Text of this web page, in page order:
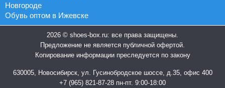
Новгороде
Обувь оптом в Ижевске
2026 © shoes-box.ru: все права защищены.
Предложение не является публичной офертой.
Копирование информации преследуется по закону
630005, Новосибирск, ул. Гусинобродское шоссе, д.35, офис 400
+7 (965) 821-87-28 пн-пт. 9:00-18:00